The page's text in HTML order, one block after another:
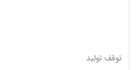
توقف تولید